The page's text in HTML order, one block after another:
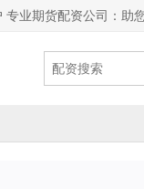
专业期货配资公司：助